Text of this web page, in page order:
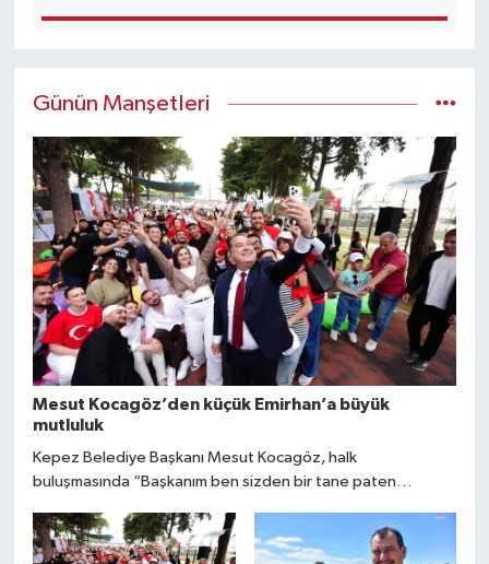
Günün Manşetleri
Mesut Kocagöz’den küçük Emirhan’a büyük
mutluluk
Kepez Belediye Başkanı Mesut Kocagöz, halk
buluşmasında “Başkanım ben sizden bir tane paten
talebini hızla yerine getirdi.